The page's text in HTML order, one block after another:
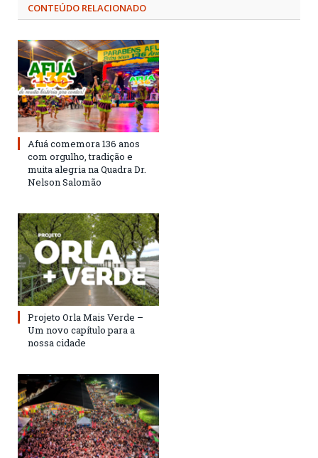
CONTEÚDO RELACIONADO
Afuá comemora 136 anos
com orgulho, tradição e
muita alegria na Quadra Dr.
Nelson Salomão
Projeto Orla Mais Verde –
Um novo capítulo para a
nossa cidade